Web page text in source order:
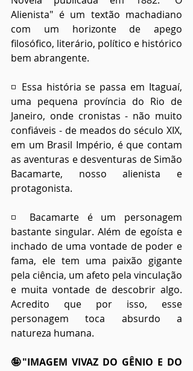
Alienista" é um textão machadiano
com um horizonte de apego
filosófico, literário, político e histórico
bem abrangente.
◽ Essa história se passa em Itaguaí,
uma pequena província do Rio de
Janeiro, onde cronistas - não muito
confiáveis - de meados do século XIX,
em um Brasil Império, é que contam
as aventuras e desventuras de Simão
Bacamarte, nosso alienista e
protagonista.
◽ Bacamarte é um personagem
bastante singular. Além de egoísta e
inchado de uma vontade de poder e
fama, ele tem uma paixão gigante
pela ciência, um afeto pela vinculação
e muita vontade de descobrir algo.
Acredito que por isso, esse
personagem toca absurdo a
natureza humana.
🤪"IMAGEM VIVAZ DO GÊNIO E DO